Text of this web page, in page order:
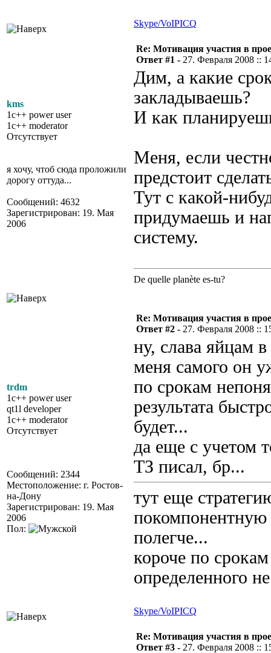
Skype/VoIPICQ
kms
1c++ power user
1c++ moderator
Отсутствует
я хочу, чтоб сюда проложили
дорогу оттуда...
Сообщений: 4632
Зарегистрирован: 19. Мая
2006
Re: Мотивация участия в
Ответ #1 - 27. Февраля 2008 ::
Дим, а какие
закладываешь?
И как
Меня, если
предстоит
Тут с какой-
придумаешь и
систему.
De quelle planète es-tu?
trdm
1c++ power user
qt1l developer
1c++ moderator
Отсутствует
Сообщений: 2344
Местоположение: г. Ростов-
на-Дону
Зарегистрирован: 19. Мая
2006
Пол:
Re: Мотивация участия в
Ответ #2 - 27. Февраля 2008 ::
ну, слава яйцам
меня самого он
по срокам
результата
будет...
да еще с учетом
ТЗ писал, бр...
тут еще
покомпонентную
полегче...
короче по
определенного
Skype/VoIPICQ
Re: Мотивация участия в
Ответ #3 - 27. Февраля 2008 ::